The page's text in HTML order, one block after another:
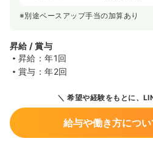
※別途ベースアップ手当の加算あり
昇給 / 賞与
昇給：年1回
賞与：年2回
希望や経験をもとに、
給与や働き方につ